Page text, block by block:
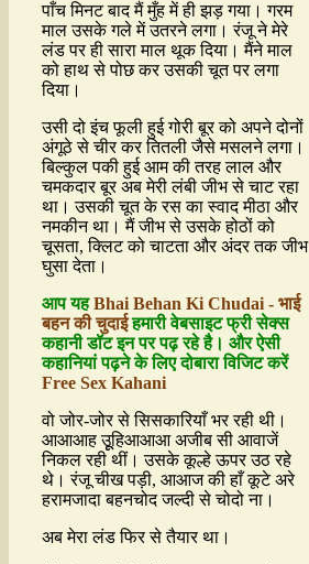
पाँच मिनट बाद मैं मुँह में ही झड़ गया। गरम
माल उसके गले में उतरने लगा। रंजू ने मेरे
लंड पर ही सारा माल थूक दिया। मैंने माल
को हाथ से पोछ कर उसकी चूत पर लगा
दिया।
उसी दो इंच फूली हुई गोरी बूर को अपने दोनों
अंगूठे से चीर कर तितली जैसे मसलने लगा।
बिल्कुल पकी हुई आम की तरह लाल और
चमकदार बूर अब मेरी लंबी जीभ से चाट रहा
था। उसकी चूत के रस का स्वाद मीठा और
नमकीन था। मैं जीभ से उसके होठों को
चूसता, क्लिट को चाटता और अंदर तक जीभ
घुसा देता।
आप यहBhai Behan Ki Chudai - भाई
बहन की चुदाईहमारी वेबसाइट फ्री सेक्स
कहानी डॉट इन पर पढ़ रहे है। और ऐसी
कहानियां पढ़ने के लिए दोबारा विजिट करें
Free Sex Kahani
वो जोर-जोर से सिसकारियाँ भर रही थी।
आआआह उूूहिआआआ अजीब सी आवाजें
निकल रही थीं। उसके कूल्हे ऊपर उठ रहे
थे। रंजू चीख पड़ी, आआज की हाँ कूटे अरे
हरामजादा बहनचोद जल्दी से चोदो ना।
अब मेरा लंड फिर से तैयार था।